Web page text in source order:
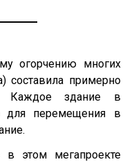
огорчению многих
составила примерно
Каждое здание в
для перемещения в
этом мегапроекте